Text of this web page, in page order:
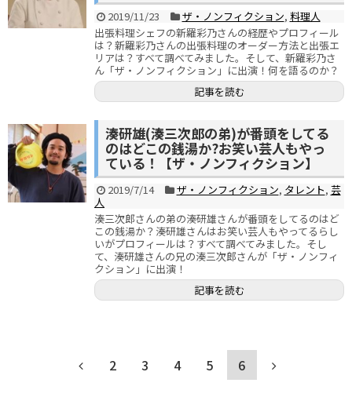
2019/11/23 ザ・ノンフィクション, 料理人
出張料理シェフの新羅彩乃さんの経歴やプロフィール
は？新羅彩乃さんの出張料理のオーダー方法と出張エ
リアは？すべて調べてみました。そして、新羅彩乃さ
ん「ザ・ノンフィクション」に出演！何を語るのか？
記事を読む
湊研雄(湊三次郎の弟)が番頭をしてる
のはどこの銭湯か?お笑い芸人もやっ
ている！【ザ・ノンフィクション】
2019/7/14 ザ・ノンフィクション, タレント, 芸
人
湊三次郎さんの弟の湊研雄さんが番頭をしてるのはど
この銭湯か？湊研雄さんはお笑い芸人もやってるらし
いがプロフィールは？すべて調べてみました。そし
て、湊研雄さんの兄の湊三次郎さんが「ザ・ノンフィ
クション」に出演！
記事を読む
2 3 4 5 6